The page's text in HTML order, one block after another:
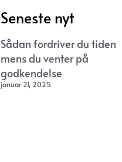
Seneste nyt
Sådan fordriver du tiden
mens du venter på
godkendelse
januar 21, 2025